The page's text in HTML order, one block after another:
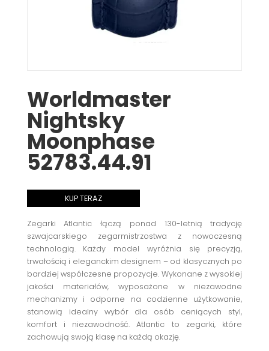
Worldmaster
Nightsky
Moonphase
52783.44.91
KUP TERAZ
Zegarki Atlantic łączą ponad 130-letnią tradycję
szwajcarskiego zegarmistrzostwa z nowoczesną
technologią. Każdy model wyróżnia się precyzją,
trwałością i eleganckim designem – od klasycznych po
bardziej współczesne propozycje. Wykonane z wysokiej
jakości materiałów, wyposażone w niezawodne
mechanizmy i odporne na codzienne użytkowanie,
stanowią idealny wybór dla osób ceniących styl,
komfort i niezawodność. Atlantic to zegarki, które
zachowują swoją klasę na każdą okazję.